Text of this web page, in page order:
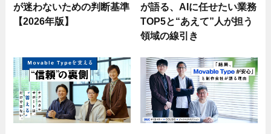
が迷わないための判断基準
【2026年版】
が語る、AIに任せたい業務
TOP5と“あえて”人が担う
領域の線引き